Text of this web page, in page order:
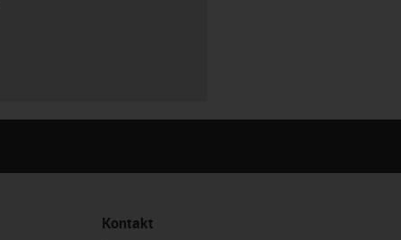
Kontakt